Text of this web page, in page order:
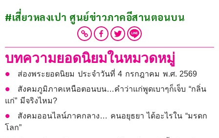
#เสี่ยวหลงเปา ศูนย์ข่าวภาคอีสานตอนบน
บทความยอดนิยมในหมวดหมู่
ส่องพระยอดนิยม ประจำวันที่ 4 กรกฎาคม พ.ศ. 2569
สังคมภูมิภาคเหนือตอนบน…คำว่าแก่พูดเบาๆก็เจ็บ “กลิ่น
แก่” มีจริงไหม?
สังคมออนไลน์ภาคกลาง… คนอยุธยา ได้อะไรใน “มรดก
โลก”